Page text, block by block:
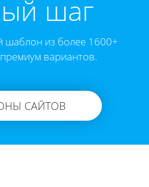
шаг
шаблон из более 1600+
вариантов.
САЙТОВ